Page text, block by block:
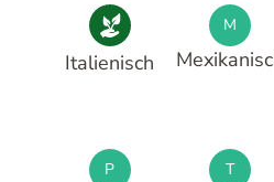
Italienisch
M
P T